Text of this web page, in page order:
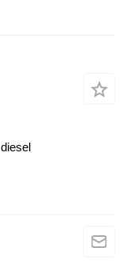
diesel